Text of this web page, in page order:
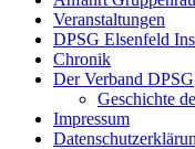
Veranstaltungen
DPSG Elsenfeld
Chronik
Der Verband DPSG
Geschichte
Impressum